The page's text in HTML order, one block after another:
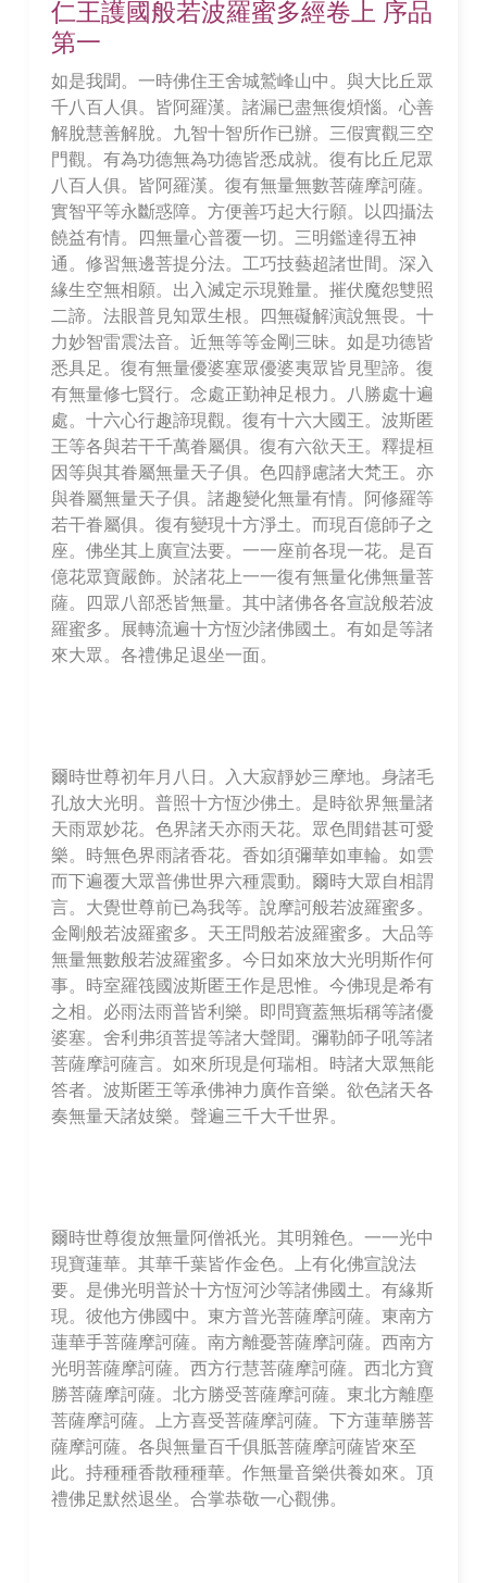
仁王護國般若波羅蜜多經卷上 序品
第一
如是我聞。一時佛住王舍城鷲峰山中。與大比丘眾
千八百人俱。皆阿羅漢。諸漏已盡無復煩惱。心善
解脫慧善解脫。九智十智所作已辦。三假實觀三空
門觀。有為功德無為功德皆悉成就。復有比丘尼眾
八百人俱。皆阿羅漢。復有無量無數菩薩摩訶薩。
實智平等永斷惑障。方便善巧起大行願。以四攝法
饒益有情。四無量心普覆一切。三明鑑達得五神
通。修習無邊菩提分法。工巧技藝超諸世間。深入
緣生空無相願。出入滅定示現難量。摧伏魔怨雙照
二諦。法眼普見知眾生根。四無礙解演說無畏。十
力妙智雷震法音。近無等等金剛三昧。如是功德皆
悉具足。復有無量優婆塞眾優婆夷眾皆見聖諦。復
有無量修七賢行。念處正勤神足根力。八勝處十遍
處。十六心行趣諦現觀。復有十六大國王。波斯匿
王等各與若干千萬眷屬俱。復有六欲天王。釋提桓
因等與其眷屬無量天子俱。色四靜慮諸大梵王。亦
與眷屬無量天子俱。諸趣變化無量有情。阿修羅等
若干眷屬俱。復有變現十方淨土。而現百億師子之
座。佛坐其上廣宣法要。一一座前各現一花。是百
億花眾寶嚴飾。於諸花上一一復有無量化佛無量菩
薩。四眾八部悉皆無量。其中諸佛各各宣說般若波
羅蜜多。展轉流遍十方恆沙諸佛國土。有如是等諸
來大眾。各禮佛足退坐一面。
爾時世尊初年月八日。入大寂靜妙三摩地。身諸毛
孔放大光明。普照十方恆沙佛土。是時欲界無量諸
天雨眾妙花。色界諸天亦雨天花。眾色間錯甚可愛
樂。時無色界雨諸香花。香如須彌華如車輪。如雲
而下遍覆大眾普佛世界六種震動。爾時大眾自相謂
言。大覺世尊前已為我等。說摩訶般若波羅蜜多。
金剛般若波羅蜜多。天王問般若波羅蜜多。大品等
無量無數般若波羅蜜多。今日如來放大光明斯作何
事。時室羅筏國波斯匿王作是思惟。今佛現是希有
之相。必雨法雨普皆利樂。即問寶蓋無垢稱等諸優
婆塞。舍利弗須菩提等諸大聲聞。彌勒師子吼等諸
菩薩摩訶薩言。如來所現是何瑞相。時諸大眾無能
答者。波斯匿王等承佛神力廣作音樂。欲色諸天各
奏無量天諸妓樂。聲遍三千大千世界。
爾時世尊復放無量阿僧祇光。其明雜色。一一光中
現寶蓮華。其華千葉皆作金色。上有化佛宣說法
要。是佛光明普於十方恆河沙等諸佛國土。有緣斯
現。彼他方佛國中。東方普光菩薩摩訶薩。東南方
蓮華手菩薩摩訶薩。南方離憂菩薩摩訶薩。西南方
光明菩薩摩訶薩。西方行慧菩薩摩訶薩。西北方寶
勝菩薩摩訶薩。北方勝受菩薩摩訶薩。東北方離塵
菩薩摩訶薩。上方喜受菩薩摩訶薩。下方蓮華勝菩
薩摩訶薩。各與無量百千俱胝菩薩摩訶薩皆來至
此。持種種香散種種華。作無量音樂供養如來。頂
禮佛足默然退坐。合掌恭敬一心觀佛。